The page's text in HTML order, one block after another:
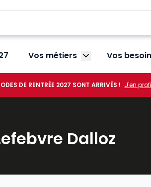
Vos métiers Afficher le
Vos
DE RENTRÉE 2027 SONT ARRIVÉS ! J'en
Dalloz